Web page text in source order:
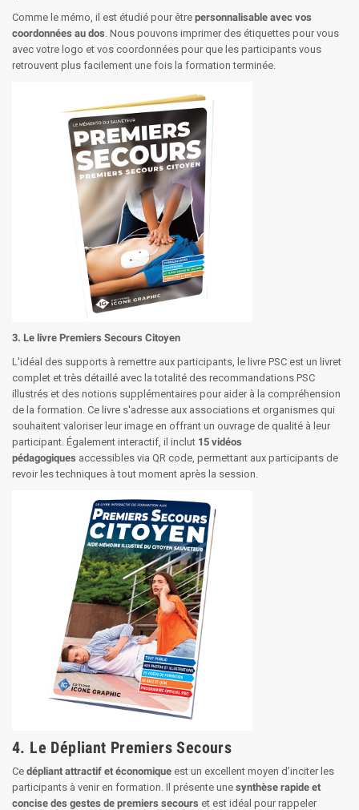
Comme le mémo, il est étudié pour être personnalisable avec vos
coordonnées au dos . Nous pouvons imprimer des étiquettes pour vous
avec votre logo et vos coordonnées pour que les participants vous
retrouvent plus facilement une fois la formation terminée.
3. Le livre Premiers Secours Citoyen
L'idéal des supports à remettre aux participants, le livre PSC est un livret
complet et très détaillé avec la totalité des recommandations PSC
illustrés et des notions supplémentaires pour aider à la compréhension
de la formation. Ce livre s'adresse aux associations et organismes qui
souhaitent valoriser leur image en offrant un ouvrage de qualité à leur
participant. Également interactif, il inclut 15 vidéos
pédagogiques accessibles via QR code, permettant aux participants de
revoir les techniques à tout moment après la session.
4. Le Dépliant Premiers Secours
Ce dépliant attractif et économique est un excellent moyen d’inciter les
participants à venir en formation. Il présente une synthèse rapide et
concise des gestes de premiers secours et est idéal pour rappeler